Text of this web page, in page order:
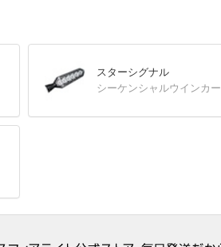
スターシグナル
シーケンシャルウインカー